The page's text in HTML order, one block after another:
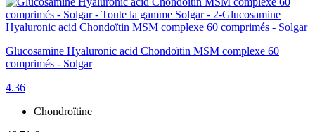
Glucosamine Hyaluronic acid Chondoïtin MSM complexe 60
comprimés - Solgar
4.36
Chondroïtine